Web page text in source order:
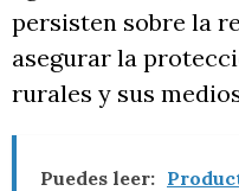
persisten sobre la
asegurar la
rurales y sus
Puedes leer: